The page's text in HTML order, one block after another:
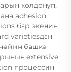
колдонуп,
adhesion
бар экенин
varietiesдан
башка
extensive
процессин